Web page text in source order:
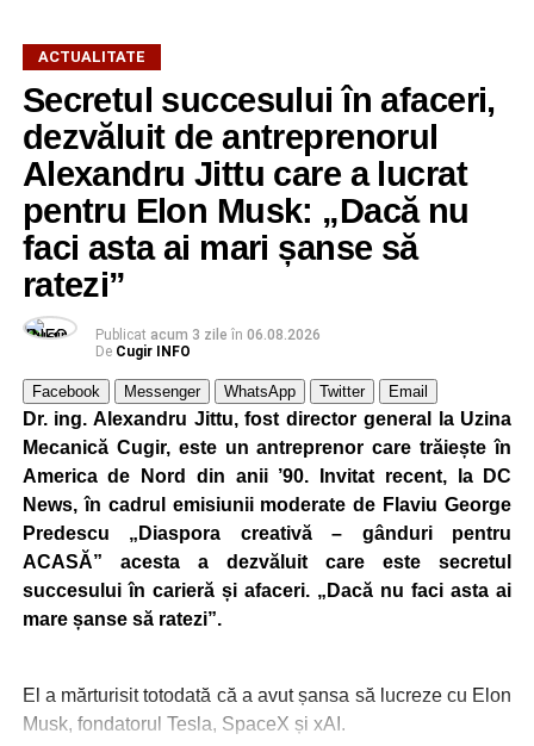
ACTUALITATE
Secretul succesului în afaceri,
dezvăluit de antreprenorul
Alexandru Jittu care a lucrat
pentru Elon Musk: „Dacă nu
faci asta ai mari șanse să
ratezi”
Publicat acum 3 zile în 06.08.2026
De Cugir INFO
Facebook Messenger WhatsApp Twitter Email
Dr. ing. Alexandru Jittu, fost director general la Uzina
Mecanică Cugir, este un antreprenor care trăiește în
America de Nord din anii ’90. Invitat recent, la DC
News, în cadrul emisiunii moderate de Flaviu George
Predescu „Diaspora creativă – gânduri pentru
ACASĂ” acesta a dezvăluit care este secretul
succesului în carieră și afaceri. „Dacă nu faci asta ai
mare șanse să ratezi”.
El a mărturisit totodată că a avut șansa să lucreze cu Elon
Musk, fondatorul Tesla, SpaceX și xAI.